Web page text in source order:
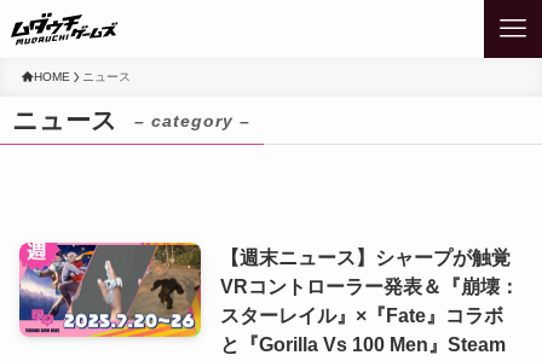
HOME ニュース
ニュース – category –
【週末ニュース】シャープが触覚
VRコントローラー発表＆『崩壊：
スターレイル』×『Fate』コラボ
と『Gorilla Vs 100 Men』Steam